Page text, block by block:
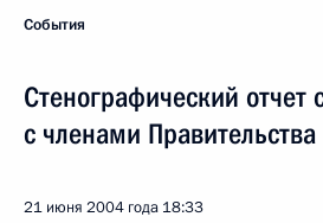
События
Стенографический отчет
с членами Правительства
21 июня 2004 года 18:33